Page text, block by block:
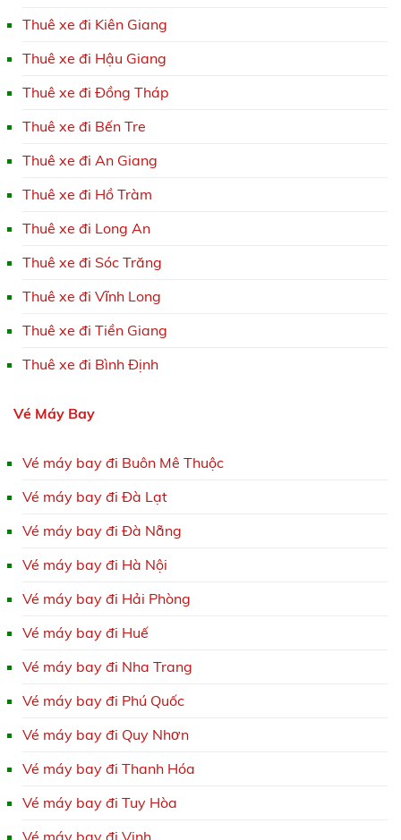
Thuê xe đi Kiên Giang
Thuê xe đi Hậu Giang
Thuê xe đi Đồng Tháp
Thuê xe đi Bến Tre
Thuê xe đi An Giang
Thuê xe đi Hồ Tràm
Thuê xe đi Long An
Thuê xe đi Sóc Trăng
Thuê xe đi Vĩnh Long
Thuê xe đi Tiền Giang
Thuê xe đi Bình Định
Vé Máy Bay
Vé máy bay đi Buôn Mê Thuộc
Vé máy bay đi Đà Lạt
Vé máy bay đi Đà Nẵng
Vé máy bay đi Hà Nội
Vé máy bay đi Hải Phòng
Vé máy bay đi Huế
Vé máy bay đi Nha Trang
Vé máy bay đi Phú Quốc
Vé máy bay đi Quy Nhơn
Vé máy bay đi Thanh Hóa
Vé máy bay đi Tuy Hòa
Vé máy bay đi Vinh